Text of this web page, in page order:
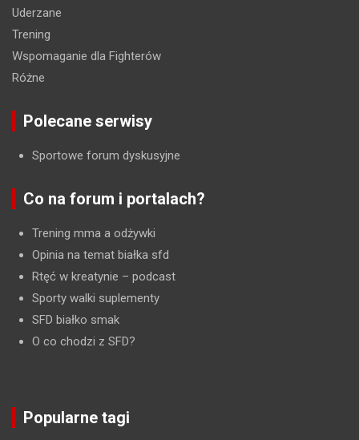
Uderzane
Trening
Wspomaganie dla Fighterów
Różne
Polecane serwisy
Sportowe forum dyskusyjne
Co na forum i portalach?
Trening mma a odżywki
Opinia na temat białka sfd
Rtęć w kreatynie – podcast
Sporty walki suplementy
SFD białko smak
O co chodzi z SFD?
Popularne tagi